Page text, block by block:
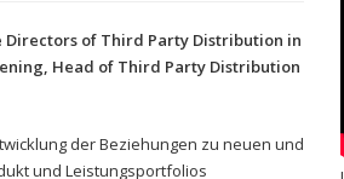
Directors of Third Party Distribution in
Head of Third Party Distribution
der Beziehungen zu neuen und
und Leistungsportfolios